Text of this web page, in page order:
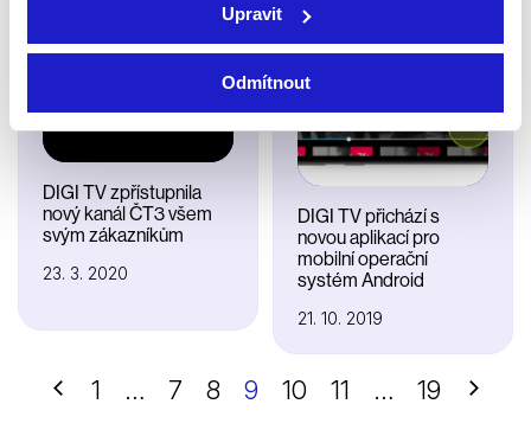
Upravit
Odmítnout
DIGI TV zpřístupnila
nový kanál ČT3 všem
svým zákazníkům
23. 3. 2020
DIGI TV přichází s
novou aplikací pro
mobilní operační
systém Android
21. 10. 2019
Předchozí
1 … 7 8 9 10 11 … 19 Další